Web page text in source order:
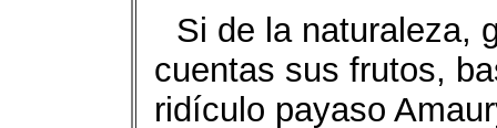
Si de la naturaleza,
cuentas sus frutos,
ridículo payaso